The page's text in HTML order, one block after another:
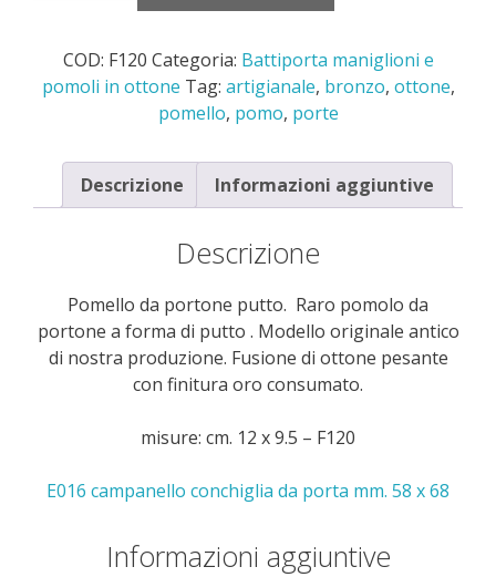
ottone
quantità
COD: F120 Categoria: Battiporta maniglioni e
pomoli in ottone Tag: artigianale, bronzo, ottone,
pomello, pomo, porte
Descrizione Informazioni aggiuntive
Descrizione
Pomello da portone putto. Raro pomolo da
portone a forma di putto . Modello originale antico
di nostra produzione. Fusione di ottone pesante
con finitura oro consumato.
misure: cm. 12 x 9.5 – F120
E016 campanello conchiglia da porta mm. 58 x 68
Informazioni aggiuntive